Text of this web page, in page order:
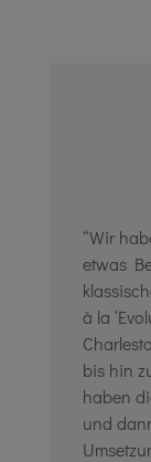
“Wir
etwas
à la
bis hin
haben
und